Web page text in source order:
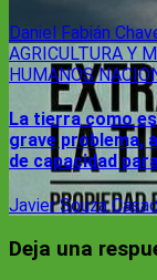
Daniel Fabián
AGRICULTURA Y
HUMANOS
La tierra como
grave problema,
de capacidad
Javier Souza
Deja una